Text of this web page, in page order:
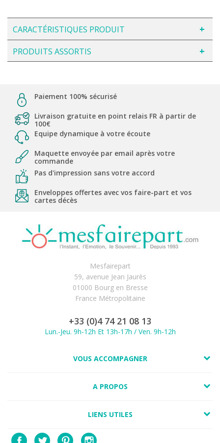
CARACTÉRISTIQUES PRODUIT
PRODUITS ASSORTIS
Paiement 100% sécurisé
Livraison gratuite en point relais FR à partir de
100€
Equipe dynamique à votre écoute
Maquette envoyée par email après votre
commande
Pas d'impression sans votre accord
Enveloppes offertes avec vos faire-part et vos
cartes décès
Mesfairepart
59, avenue Jean Jaurès
01000 Bourg en Bresse
France Métropolitaine
+33 (0)4 74 21 08 13
Lun.-Jeu. 9h-12h Et 13h-17h / Ven. 9h-12h
VOUS ACCOMPAGNER
A PROPOS
LIENS UTILES